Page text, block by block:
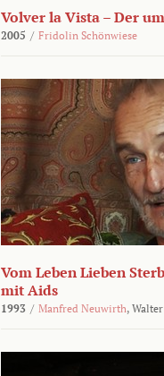
Volver la Vista – Der
2005 / Fridolin Schönwiese
Vom Leben Lieben
mit Aids
1993 / Manfred Neuwirth,